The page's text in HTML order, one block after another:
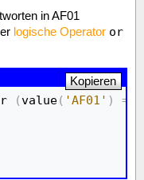
in AF01
logische Operator or
(value( 'AF01' ) ==
Kopieren